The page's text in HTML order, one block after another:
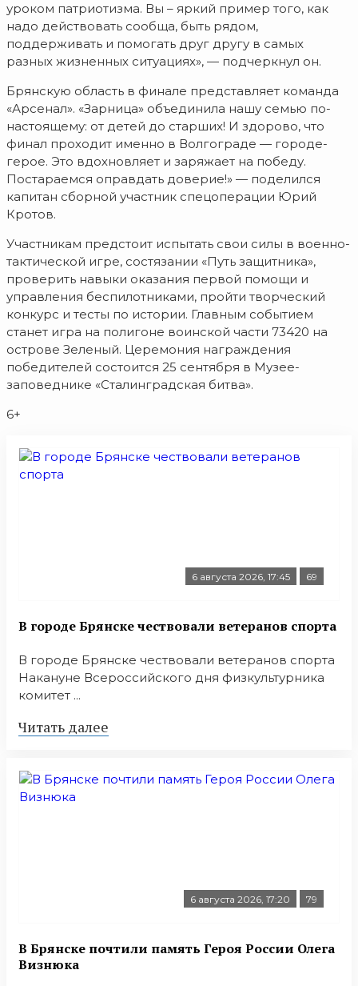
уроком патриотизма. Вы – яркий пример того, как
надо действовать сообща, быть рядом,
поддерживать и помогать друг другу в самых
разных жизненных ситуациях», — подчеркнул он.
Брянскую область в финале представляет команда
«Арсенал». «Зарница» объединила нашу семью по-
настоящему: от детей до старших! И здорово, что
финал проходит именно в Волгограде — городе-
герое. Это вдохновляет и заряжает на победу.
Постараемся оправдать доверие!» — поделился
капитан сборной участник спецоперации Юрий
Кротов.
Участникам предстоит испытать свои силы в военно-
тактической игре, состязании «Путь защитника»,
проверить навыки оказания первой помощи и
управления беспилотниками, пройти творческий
конкурс и тесты по истории. Главным событием
станет игра на полигоне воинской части 73420 на
острове Зеленый. Церемония награждения
победителей состоится 25 сентября в Музее-
заповеднике «Сталинградская битва».
6+
6 августа 2026, 17:45 69
В городе Брянске чествовали ветеранов спорта
В городе Брянске чествовали ветеранов спорта
Накануне Всероссийского дня физкультурника
комитет ...
Читать далее
6 августа 2026, 17:20 79
В Брянске почтили память Героя России Олега
Визнюка